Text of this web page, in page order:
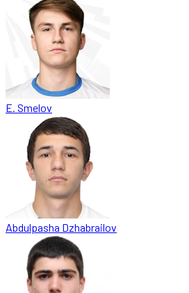
E. Smelov
Abdulpasha Dzhabrailov